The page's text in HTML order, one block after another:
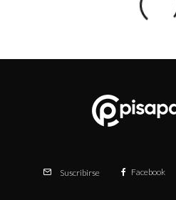
Suscribirse Facebook